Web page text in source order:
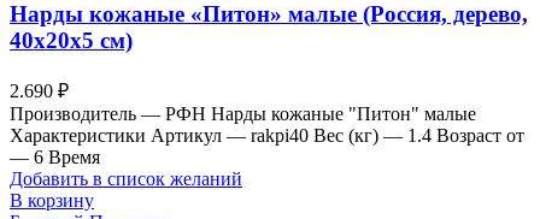
Нарды кожаные «Питон» малые (Россия, дерево,
40х20х5 см)
2.690 ₽
Производитель — РФН Нарды кожаные "Питон" малые
Характеристики Артикул — rakpi40 Вес (кг) — 1.4 Возраст от
— 6 Время
Добавить в список желаний
В корзину